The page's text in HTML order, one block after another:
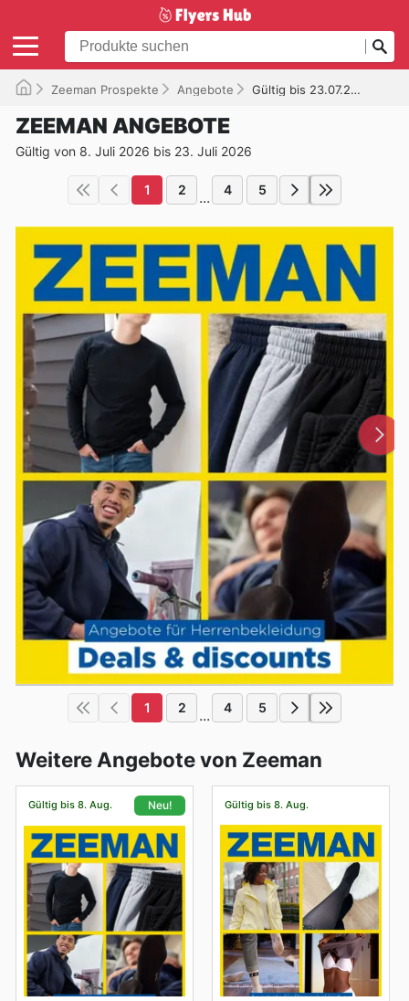
Zeeman Prospekte Angebote Gültig bis 23.07.2026
ZEEMAN ANGEBOTE
Gültig von 8. Juli 2026 bis 23. Juli 2026
1 2 ... 4 5
1 2 ... 4 5
Weitere Angebote von Zeeman
Gültig bis 8. Aug. Neu! Gültig bis 8. Aug.